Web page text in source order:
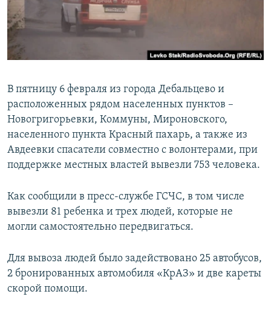
ПОБЕДИТЕЛЕЙ НЕ СУДЯТ?
КРЫМ.НЕПОКОРЕННЫЙ
ПРИСОЕДИНЯЙТЕСЬ!
Все сайты RFE/RL
В пятницу 6 февраля из города Дебальцево и
расположенных рядом населенных пунктов –
Новогригорьевки, Коммуны, Мироновского,
населенного пункта Красный пахарь, а также из
Авдеевки спасатели совместно с волонтерами, при
поддержке местных властей вывезли 753 человека.
Как сообщили в пресс-службе ГСЧС, в том числе
вывезли 81 ребенка и трех людей, которые не
могли самостоятельно передвигаться.
Для вывоза людей было задействовано 25 автобусов,
2 бронированных автомобиля «КрАЗ» и две кареты
скорой помощи.